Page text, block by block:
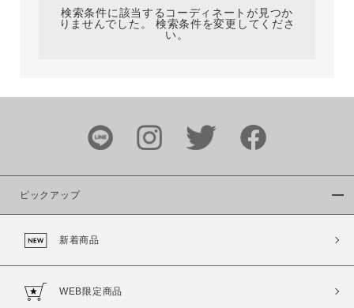
ブランド
カラー
検索条件に該当するコーディネートが見つか
りませんでした。 検索条件を変更してくださ
い。
ピックアップ
新着商品
WEB限定商品